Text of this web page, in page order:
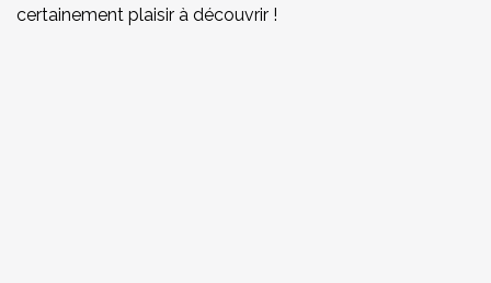
certainement plaisir à découvrir !